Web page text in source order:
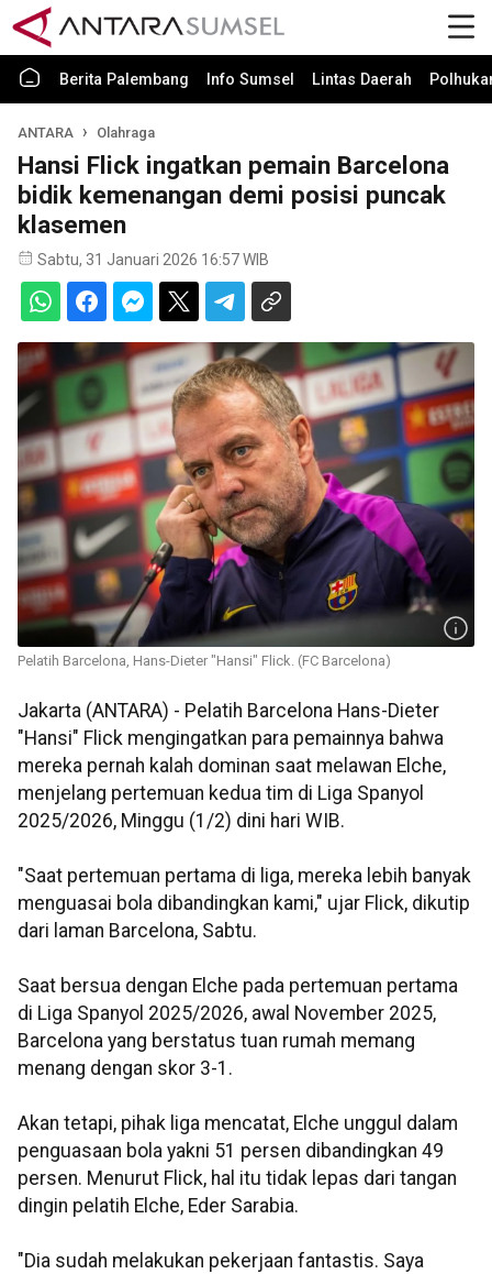
Berita Palembang Info Sumsel Lintas Daerah
ANTARA Olahraga
Hansi Flick ingatkan pemain Barcelona
bidik kemenangan demi posisi puncak
klasemen
Sabtu, 31 Januari 2026 16:57 WIB
Pelatih Barcelona, Hans-Dieter "Hansi" Flick. (FC Barcelona)
Jakarta (ANTARA) - Pelatih Barcelona Hans-Dieter
"Hansi" Flick mengingatkan para pemainnya bahwa
mereka pernah kalah dominan saat melawan Elche,
menjelang pertemuan kedua tim di Liga Spanyol
2025/2026, Minggu (1/2) dini hari WIB.
"Saat pertemuan pertama di liga, mereka lebih banyak
menguasai bola dibandingkan kami," ujar Flick, dikutip
dari laman Barcelona, Sabtu.
Saat bersua dengan Elche pada pertemuan pertama
di Liga Spanyol 2025/2026, awal November 2025,
Barcelona yang berstatus tuan rumah memang
menang dengan skor 3-1.
Akan tetapi, pihak liga mencatat, Elche unggul dalam
penguasaan bola yakni 51 persen dibandingkan 49
persen. Menurut Flick, hal itu tidak lepas dari tangan
dingin pelatih Elche, Eder Sarabia.
"Dia sudah melakukan pekerjaan fantastis. Saya